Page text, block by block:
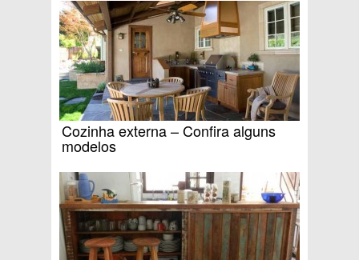
Cozinha externa – Confira alguns
modelos